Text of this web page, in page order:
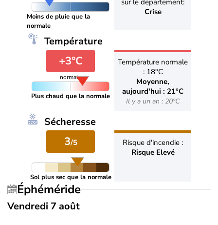
Moins de pluie que la
normale
sur le département:
Crise
Température
+3°C
normale
Plus chaud que la normale
Température normale
: 18°C
Moyenne,
aujourd'hui : 21°C
Il y a un an : 20°C
Sécheresse
3/5
Sol plus sec que la normale
Risque d'incendie :
Risque Elevé
Éphéméride
Vendredi 7 août